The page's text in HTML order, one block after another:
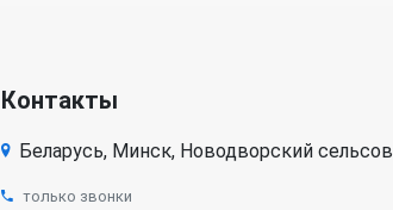
Контакты
Беларусь, Минск, Новодворский
только звонки